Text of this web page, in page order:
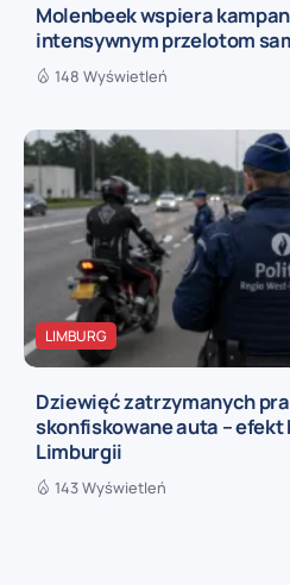
Molenbeek wspiera
intensywnym przelotom
148 Wyświetleń
LIMBURG
Dziewięć zatrzymanych
skonfiskowane auta –
Limburgii
143 Wyświetleń